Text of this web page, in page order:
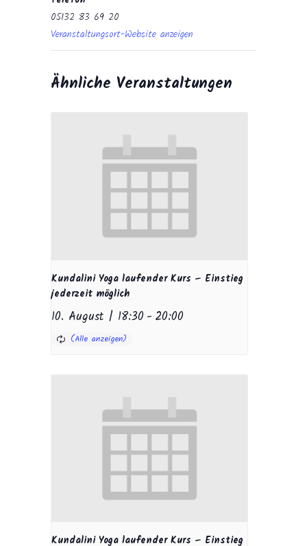
05132 83 69 20
Veranstaltungsort-Website anzeigen
Ähnliche Veranstaltungen
Kundalini Yoga laufender Kurs – Einstieg
jederzeit möglich
10. August | 18:30 -20:00
Kundalini Yoga laufender Kurs – Einstieg